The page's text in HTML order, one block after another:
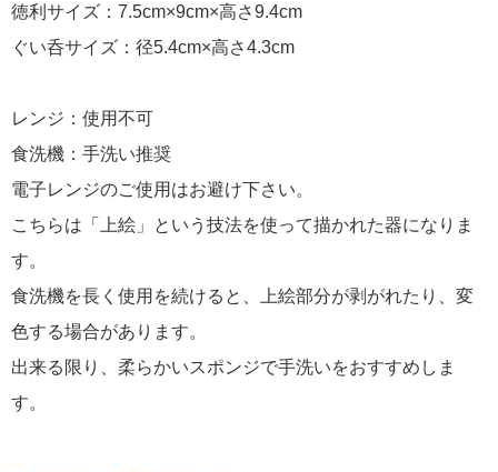
徳利サイズ：7.5cm×9cm×高さ9.4cm
ぐい呑サイズ：径5.4cm×高さ4.3cm
レンジ：使用不可
食洗機：手洗い推奨
電子レンジのご使用はお避け下さい。
こちらは「上絵」という技法を使って描かれた器になりま
す。
食洗機を長く使用を続けると、上絵部分が剥がれたり、変
色する場合があります。
出来る限り、柔らかいスポンジで手洗いをおすすめしま
す。